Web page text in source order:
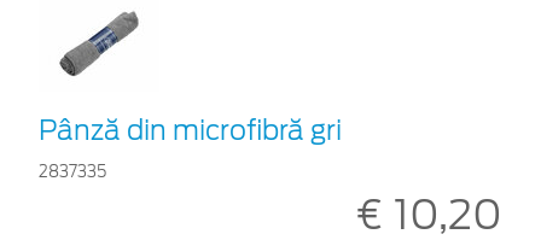
Pânză din microfibră gri
2837335
€ 10,20